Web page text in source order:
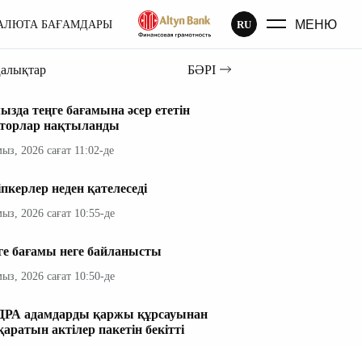
БАҒАМДАРЫ RU МЕНЮ
БӘРІ
теңге бағамына әсер ететін
нақтыланды
2026 сағат 11:02-де
неден қателеседі
2026 сағат 10:55-де
бағамы неге байланысты
2026 сағат 10:50-де
адамдарды қаржы құрсауынан
актілер пакетін бекітті